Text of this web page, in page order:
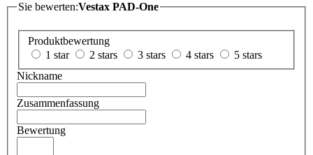
Sie bewerten:Vestax PAD-One
Produktbewertung
1 star
2 stars 3 stars 4 stars
5 stars
Nickname
Zusammenfassung
Bewertung